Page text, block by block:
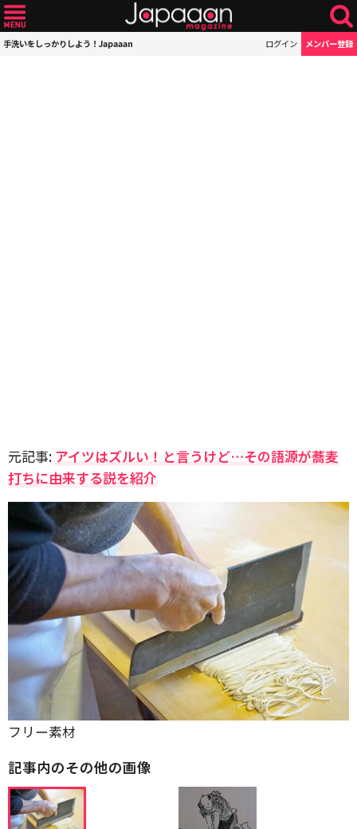
手洗いをしっかりしよう！Japaaan ログイン メンバー登録
元記事: アイツはズルい！と言うけど…その語源が蕎麦
打ちに由来する説を紹介
フリー素材
記事内のその他の画像